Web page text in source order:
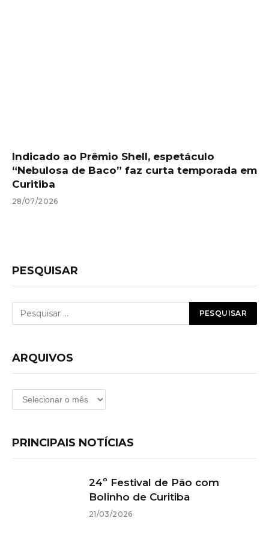
Indicado ao Prêmio Shell, espetáculo
“Nebulosa de Baco” faz curta temporada em
Curitiba
28/07/2026
PESQUISAR
ARQUIVOS
Arquivos
PRINCIPAIS NOTÍCIAS
24º Festival de Pão com
Bolinho de Curitiba
21/03/2026